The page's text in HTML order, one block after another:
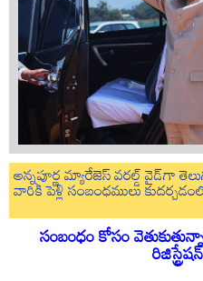
అన్నపూర్ణ మ్యారేజెస్ వరల్డ్ వైడ్‌గా
వారికి పెళ్లి సంబంధములు
సంబంధం కోసం